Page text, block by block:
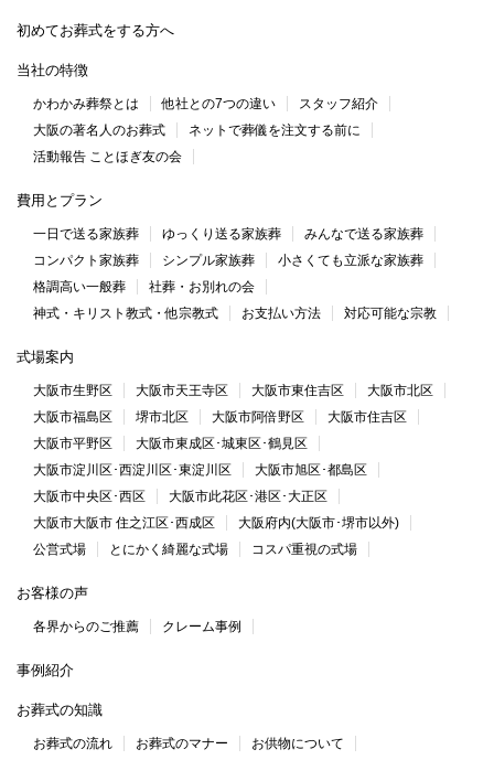
初めてお葬式をする方へ
当社の特徴
かわかみ葬祭とは 他社との7つの違い
スタッフ紹介
大阪の著名人のお葬式
ネットで葬儀を注文する前に
活動報告 ことほぎ友の会
費用とプラン
一日で送る家族葬 ゆっくり送る家族葬
みんなで送る家族葬
コンパクト家族葬
シンプル家族葬
小さくても立派な家族葬
格調高い一般葬
社葬・お別れの会
神式・キリスト教式・他宗教式
お支払い方法 対応可能な宗教
式場案内
大阪市生野区 大阪市天王寺区 大阪市東住吉区
大阪市北区
大阪市福島区
堺市北区 大阪市阿倍野区
大阪市住吉区
大阪市平野区
大阪市東成区･城東区･鶴見区
大阪市淀川区･西淀川区･東淀川区
大阪市旭区･都島区
大阪市中央区･西区
大阪市此花区･港区･大正区
大阪市大阪市 住之江区･西成区
大阪府内(大阪市･堺市以外)
公営式場
とにかく綺麗な式場 コスパ重視の式場
お客様の声
各界からのご推薦 クレーム事例
事例紹介
お葬式の知識
お葬式の流れ お葬式のマナー
お供物について